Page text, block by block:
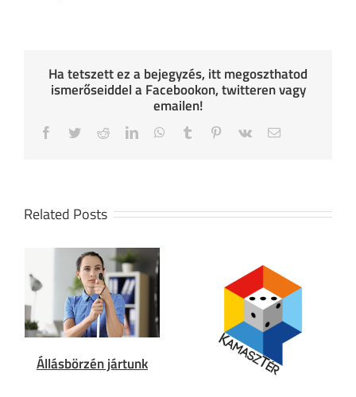
Ha tetszett ez a bejegyzés, itt megoszthatod
ismerőseiddel a Facebookon, twitteren vagy
emailen!
Facebook
TwitterRedditLinkedInWhatsApp
Tumblr Pinterest
Vk Email
Related Posts
Állásbörzén jártunk